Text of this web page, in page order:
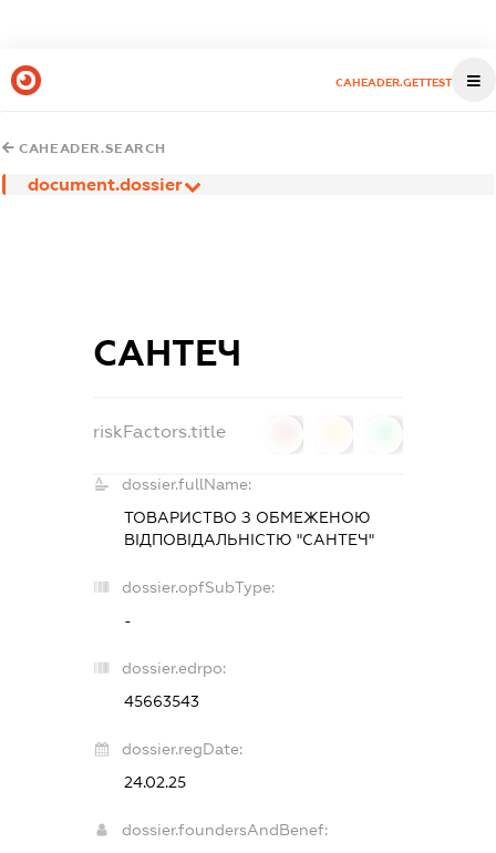
CAHEADER.GETTEST
CAHEADER.SEARCH
document.dossier
САНТЕЧ
riskFactors.title
dossier.fullName:
ТОВАРИСТВО З ОБМЕЖЕНОЮ
ВІДПОВІДАЛЬНІСТЮ "САНТЕЧ"
dossier.opfSubType:
-
dossier.edrpo:
45663543
dossier.regDate:
24.02.25
dossier.foundersAndBenef: